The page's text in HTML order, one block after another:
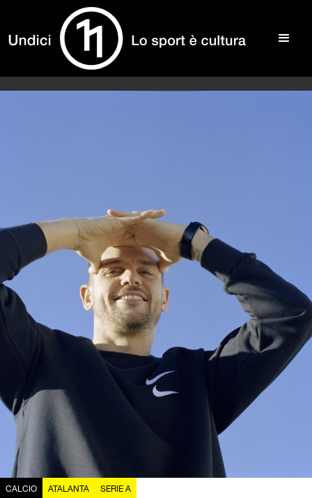
CALCIO ATALANTA SERIE A